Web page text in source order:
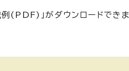
(PDF)」がダウンロードできま